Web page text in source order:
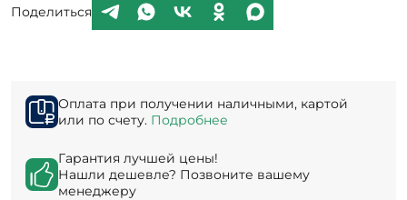
Поделиться
Оплата при получении наличными, картой
или по счету. Подробнее
Гарантия лучшей цены!
Нашли дешевле? Позвоните вашему
менеджеру